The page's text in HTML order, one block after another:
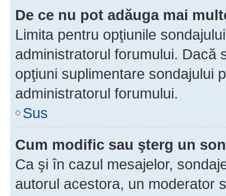
De ce nu pot adăuga mai
Limita pentru opţiunile
administratorul forumului. Dacă
opţiuni suplimentare sondajului
administratorul forumului.
Sus
Cum modific sau şterg un
Ca şi în cazul mesajelor,
autorul acestora, un moderator